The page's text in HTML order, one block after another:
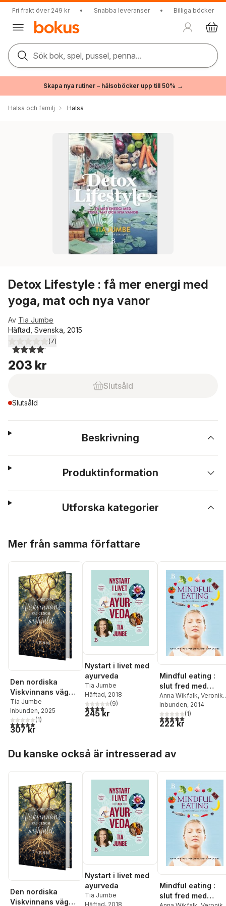
Fri frakt över 249 kr • Snabba leveranser • Billiga böcker
Sök bok, spel, pussel, penna...
Skapa nya rutiner – hälsoböcker upp till 50% →
Hälsa och familj Hälsa
Detox Lifestyle : få mer energi med
yoga, mat och nya vanor
Av Tia Jumbe
Häftad, Svenska, 2015
4,1utav 5 stjärnor. Totalt antal röster:
(7)
203 kr
Slutsåld
Slutsåld
Beskrivning
Produktinformation
Utforska kategorier
Mer från samma författare
Den nordiska
Viskvinnans väg
genom årshjulet
Tia Jumbe
Inbunden, 2025
5,0utav 5 stjärnor. Totalt antal röster:
(1)
307 kr
Nystart i livet med
ayurveda
Tia Jumbe
Häftad, 2018
4,1utav 5 stjärnor. Totalt antal röster:
(9)
245 kr
Mindful eating :
slut fred med
kroppen och
Anna Wikfalk, Veronika
Ryd,Tia Jumbe
Inbunden, 2014
5,0utav 5 stjärnor.
(1)
222 kr
Du kanske också är intresserad av
Den nordiska
Viskvinnans väg
Nystart i livet med
ayurveda
Tia Jumbe
Häftad, 2018
Mindful eating :
slut fred med